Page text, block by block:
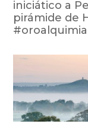
iniciático a
pirámide de